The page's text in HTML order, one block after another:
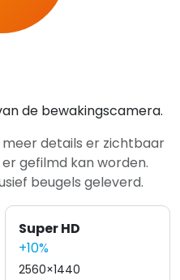
de bewakingscamera.
details er zichtbaar
gefilmd kan worden.
beugels geleverd.
Super HD
+10%
2560×1440